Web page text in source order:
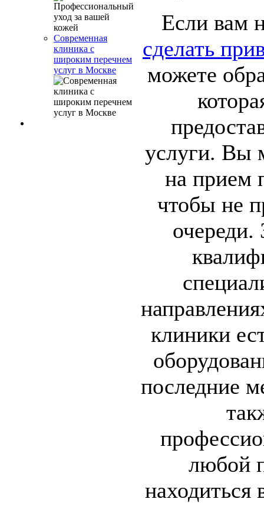
Современная
клиника с
широким перечнем
услуг в Москве
Если вам
сделать
можете
услуги. Вы
на прием
чтобы не
очереди.
клиники
последние
любой
находиться